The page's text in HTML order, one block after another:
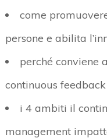
come
persone e abilita
perché conviene
continuous feedback
i 4 ambiti il
management